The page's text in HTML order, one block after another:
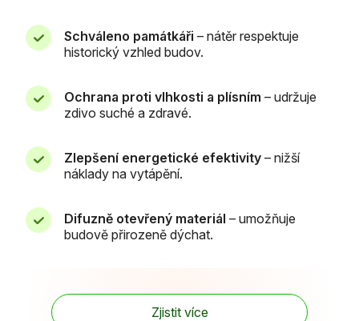
Schváleno památkáři – nátěr respektuje
historický vzhled budov.
Ochrana proti vlhkosti a plísním – udržuje
zdivo suché a zdravé.
Zlepšení energetické efektivity – nižší
náklady na vytápění.
Difuzně otevřený materiál – umožňuje
budově přirozeně dýchat.
Zjistit více